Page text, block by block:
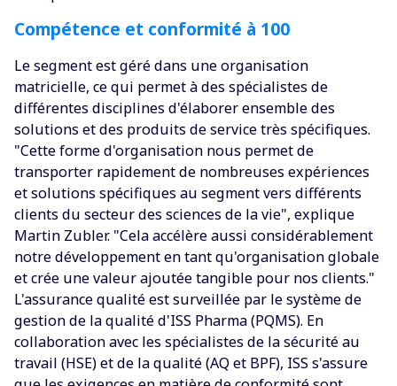
Compétence et conformité à 100
Le segment est géré dans une organisation
matricielle, ce qui permet à des spécialistes de
différentes disciplines d'élaborer ensemble des
solutions et des produits de service très spécifiques.
"Cette forme d'organisation nous permet de
transporter rapidement de nombreuses expériences
et solutions spécifiques au segment vers différents
clients du secteur des sciences de la vie", explique
Martin Zubler. "Cela accélère aussi considérablement
notre développement en tant qu'organisation globale
et crée une valeur ajoutée tangible pour nos clients."‍
L'assurance qualité est surveillée par le système de
gestion de la qualité d'ISS Pharma (PQMS). En
collaboration avec les spécialistes de la sécurité au
travail (HSE) et de la qualité (AQ et BPF), ISS s'assure